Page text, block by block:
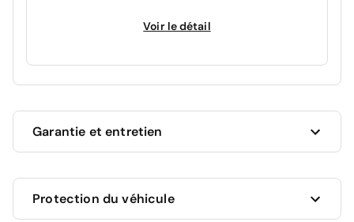
Voir le détail
Garantie et entretien
jusqu'au 29/06/2028 soit pour une durée de 22
Protection du véhicule